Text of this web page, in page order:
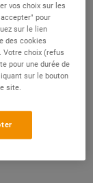
vos choix sur les
pour
sur le lien
des cookies
choix (refus
pour une durée de
sur le bouton
site.